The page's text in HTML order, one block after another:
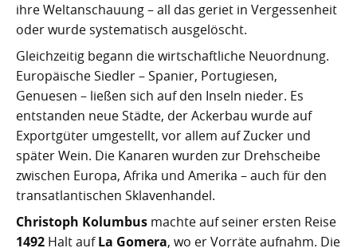
ihre Weltanschauung – all das geriet in Vergessenheit
oder wurde systematisch ausgelöscht.
Gleichzeitig begann die wirtschaftliche Neuordnung.
Europäische Siedler – Spanier, Portugiesen,
Genuesen – ließen sich auf den Inseln nieder. Es
entstanden neue Städte, der Ackerbau wurde auf
Exportgüter umgestellt, vor allem auf Zucker und
später Wein. Die Kanaren wurden zur Drehscheibe
zwischen Europa, Afrika und Amerika – auch für den
transatlantischen Sklavenhandel.
Christoph Kolumbus machte auf seiner ersten Reise
1492 Halt aufLa Gomera, wo er Vorräte aufnahm. Die